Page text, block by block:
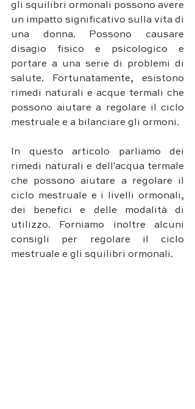
gli squilibri ormonali possono avere
un impatto significativo sulla vita di
una donna. Possono causare
disagio fisico e psicologico e
portare a una serie di problemi di
salute. Fortunatamente, esistono
rimedi naturali e acque termali che
possono aiutare a regolare il ciclo
mestruale e a bilanciare gli ormoni.
In questo articolo parliamo dei
rimedi naturali e dell'acqua termale
che possono aiutare a regolare il
ciclo mestruale e i livelli ormonali,
dei benefici e delle modalità di
utilizzo. Forniamo inoltre alcuni
consigli per regolare il ciclo
mestruale e gli squilibri ormonali.